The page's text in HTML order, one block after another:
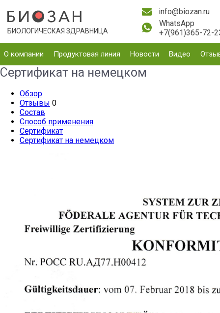
БИОЛОГИЧЕСКАЯ ЗДРАВНИЦА
info@biozan.ru
WhatsApp
+7(961)365-72-
О компании Продуктовая линия Новости Видео
Сертификат на немецком
Обзор
Отзывы 0
Состав
Способ применения
Сертификат
Сертификат на немецком